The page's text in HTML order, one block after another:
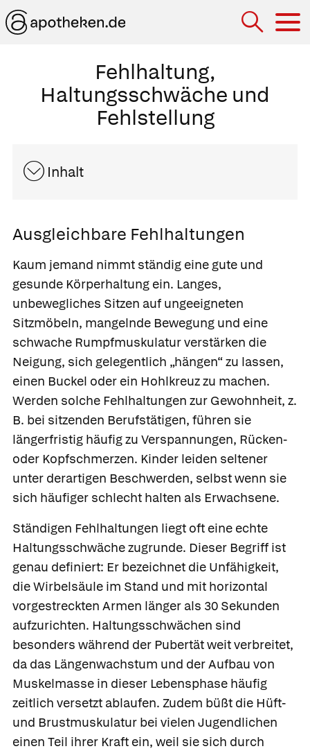
Fehlhaltung,
Haltungsschwäche und
Fehlstellung
Inhalt
Ausgleichbare Fehlhaltungen
Kaum jemand nimmt ständig eine gute und
gesunde Körperhaltung ein. Langes,
unbewegliches Sitzen auf ungeeigneten
Sitzmöbeln, mangelnde Bewegung und eine
schwache Rumpfmuskulatur verstärken die
Neigung, sich gelegentlich „hängen“ zu lassen,
einen Buckel oder ein Hohlkreuz zu machen.
Werden solche Fehlhaltungen zur Gewohnheit, z.
B. bei sitzenden Berufstätigen, führen sie
längerfristig häufig zu Verspannungen, Rücken-
oder Kopfschmerzen. Kinder leiden seltener
unter derartigen Beschwerden, selbst wenn sie
sich häufiger schlecht halten als Erwachsene.
Ständigen Fehlhaltungen liegt oft eine echte
Haltungsschwächezugrunde. Dieser Begriff ist
genau definiert: Er bezeichnet die Unfähigkeit,
die Wirbelsäule im Stand und mit horizontal
vorgestreckten Armen länger als 30 Sekunden
aufzurichten. Haltungsschwächen sind
besonders während der Pubertät weit verbreitet,
da das Längenwachstum und der Aufbau von
Muskelmasse in dieser Lebensphase häufig
zeitlich versetzt ablaufen. Zudem büßt die Hüft-
und Brustmuskulatur bei vielen Jugendlichen
einen Teil ihrer Kraft ein, weil sie sich durch